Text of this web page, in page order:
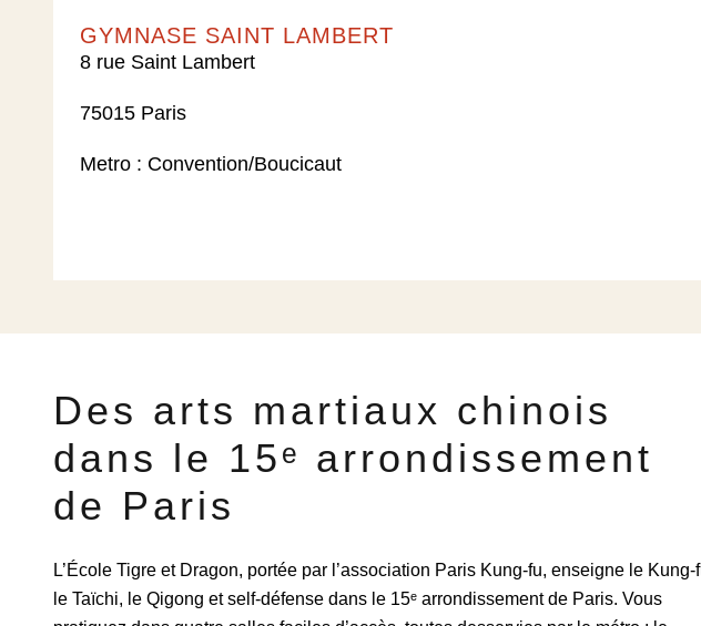
GYMNASE SAINT LAMBERT​
8 rue Saint Lambert
75015 Paris
Metro : Convention/Boucicaut
Des arts martiaux chinois
dans le 15ᵉ arrondissement
de Paris
L’École Tigre et Dragon, portée par l’association Paris Kung-fu, enseigne le Kung-
le Taïchi, le Qigong et self-défense dans le 15ᵉ arrondissement de Paris. Vous